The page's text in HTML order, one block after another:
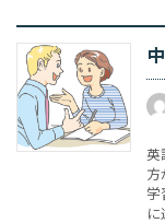
英
方
学